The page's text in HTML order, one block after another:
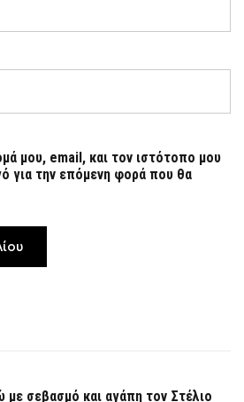
μου, email, και τον ιστότοπο μου
για την επόμενη φορά που θα
με σεβασμό και αγάπη τον Στέλιο